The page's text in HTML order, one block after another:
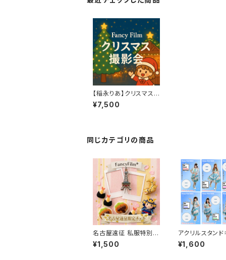
【稲永りあ】クリスマス
個別撮影会※先着販売
¥7,500
同じカテゴリの商品
名古屋遠征 私服特別サ
イン入りチェキ
¥1,500
アクリルスタンド
ルダー(Fancy
024新衣装)
¥1,600